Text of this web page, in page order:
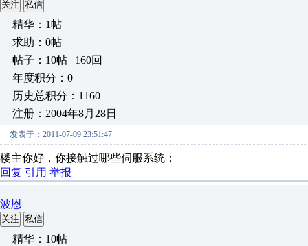
关注 私信
精华：1帖
求助：0帖
帖子：10帖 | 160回
年度积分：0
历史总积分：1160
注册：2004年8月28日
发表于：2011-07-09 23:51:47
楼主你好，你接触过哪些伺服系统；
回复 引用 举报
波恩
关注 私信
精华：10帖